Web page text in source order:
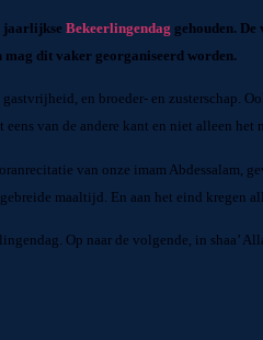
jaarlijkse Bekeerlingendag gehouden.
dit vaker georganiseerd worden.
en broeder- en zusterschap.
van de andere kant en niet alleen
van onze imam
maaltijd. En aan het eind kregen
Op naar de volgende, in shaa’